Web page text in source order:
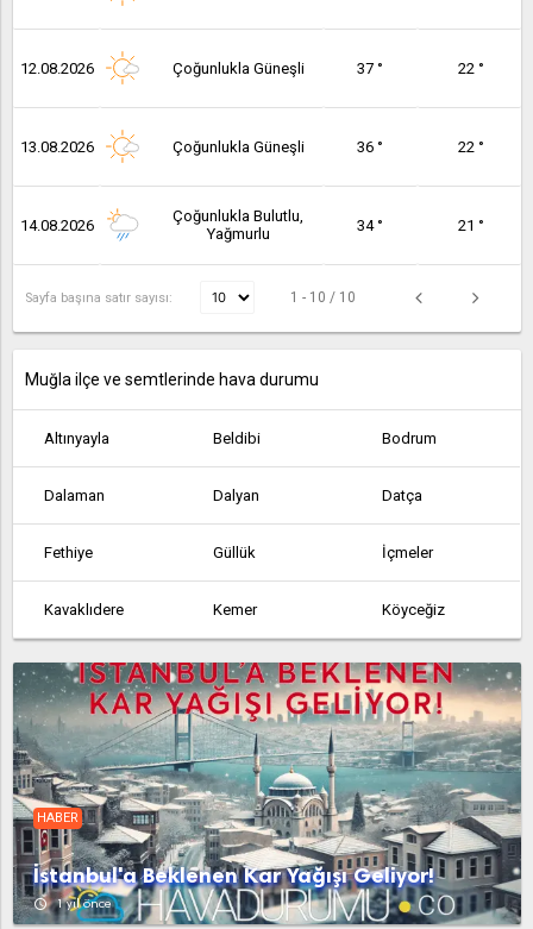
12.08.2026 Çoğunlukla Güneşli 37 ° 22 °
13.08.2026 Çoğunlukla Güneşli 36 ° 22 °
14.08.2026
Çoğunlukla Bulutlu,
Yağmurlu
34 ° 21 °
Sayfa başına satır sayısı: 1 - 10 / 10
Muğla ilçe ve semtlerinde hava durumu
Altınyayla Beldibi Bodrum
Dalaman Dalyan Datça
Fethiye Güllük İçmeler
Kavaklıdere Kemer Köyceğiz
Marmaris Milas Ölüdeniz
Ören Ortaca Ortakent
Söğüt Turgutreis
Yalıkavak Yatağan Yazıköy
HABER
İstanbul'a Beklenen Kar Yağışı Geliyor!
access_time 1 yıl önce